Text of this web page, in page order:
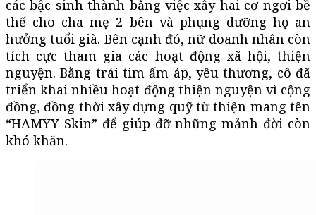
các bậc sinh thành bằng việc xây hai cơ ngơi bề
thế cho cha mẹ 2 bên và phụng dưỡng họ an
hưởng tuổi già. Bên cạnh đó, nữ doanh nhân còn
tích cực tham gia các hoạt động xã hội, thiện
nguyện. Bằng trái tim ấm áp, yêu thương, cô đã
triển khai nhiều hoạt động thiện nguyện vì cộng
đồng, đồng thời xây dựng quỹ từ thiện mang tên
“HAMYY Skin” để giúp đỡ những mảnh đời còn
khó khăn.